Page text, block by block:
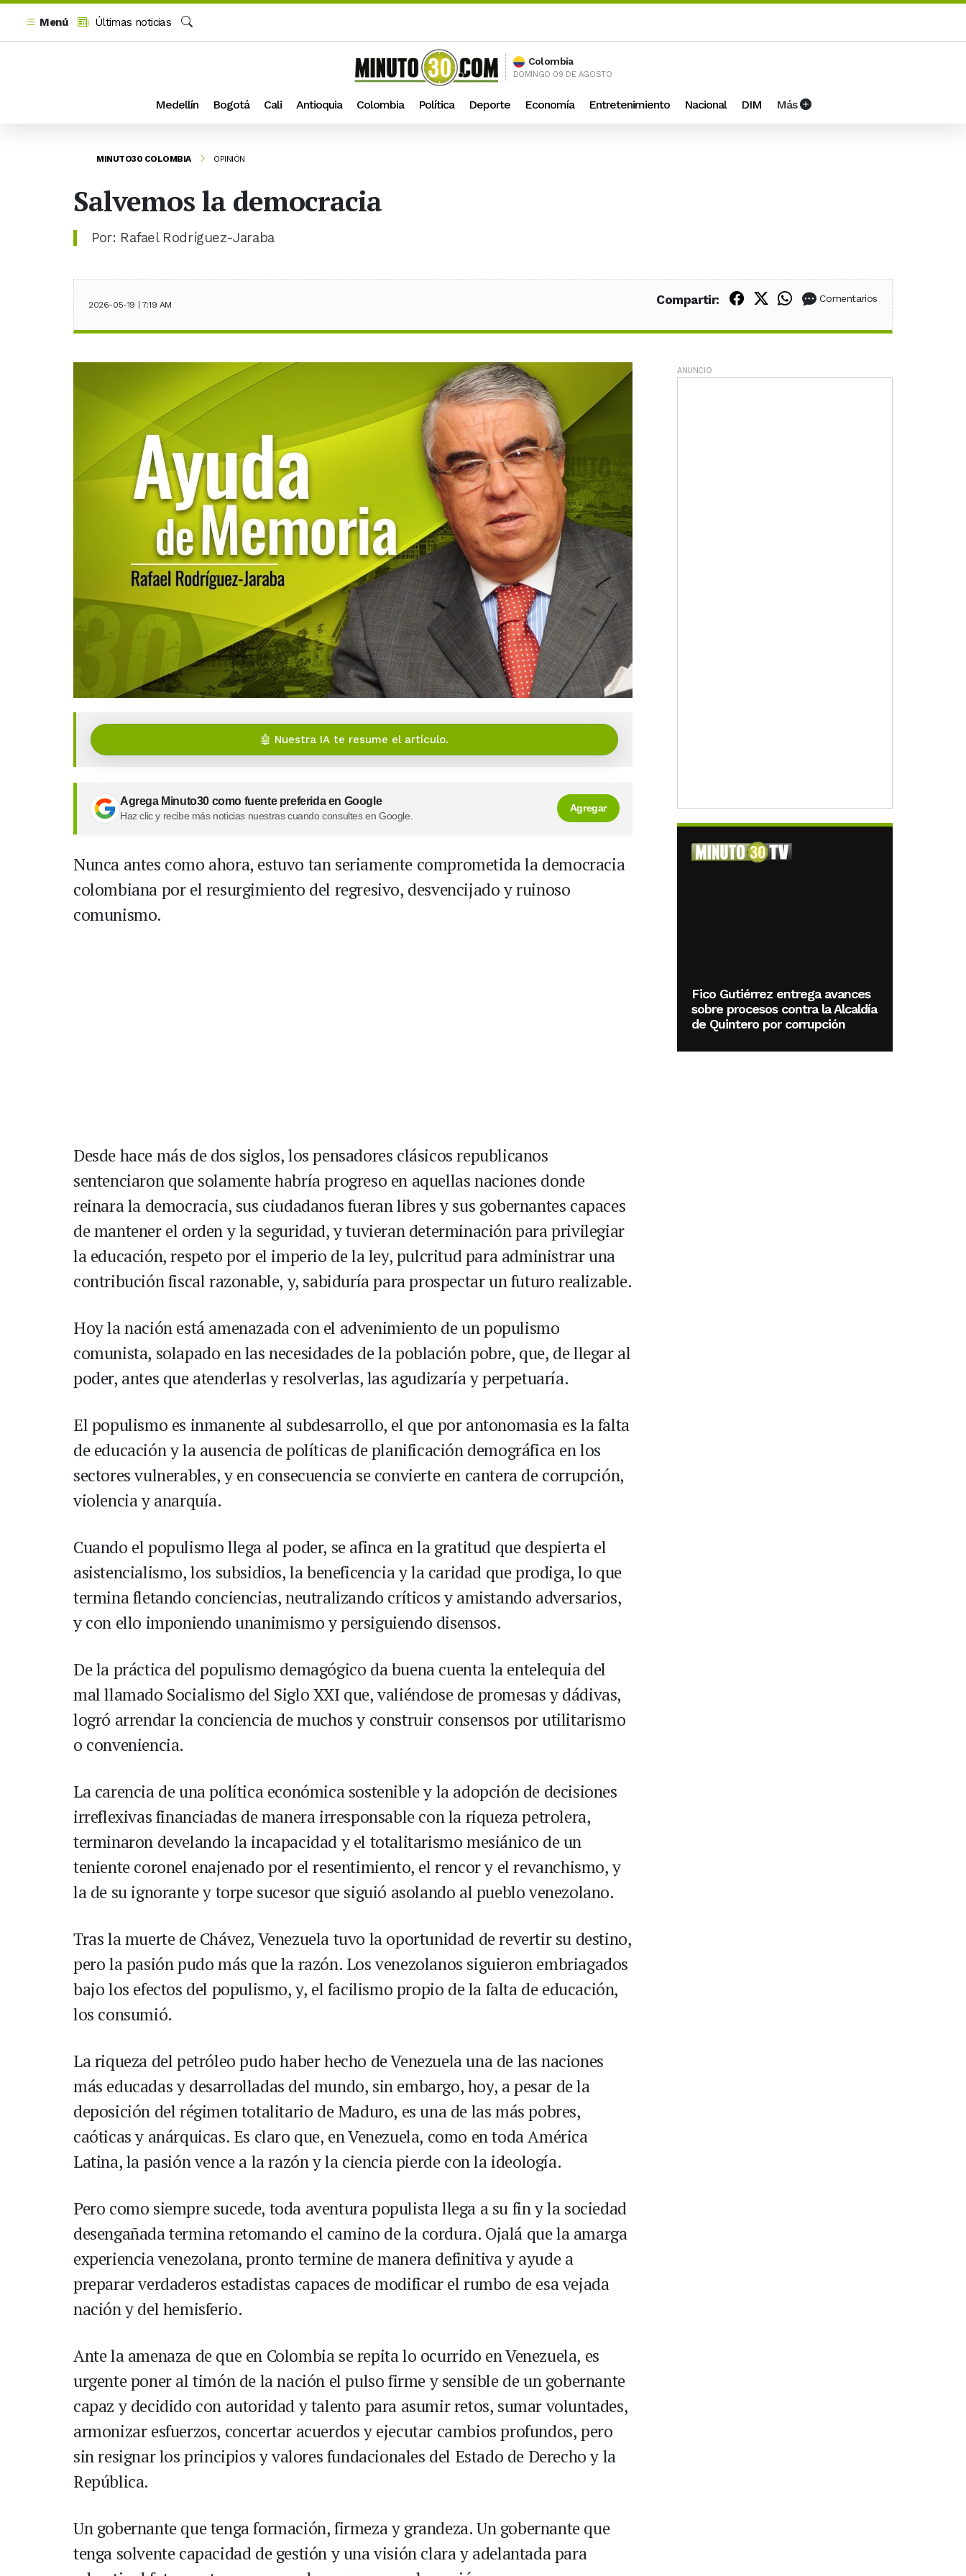
Menú
Últimas noticias
Buscar
Colombia
DOMINGO 09 DE AGOSTO
Medellín Bogotá Cali Antioquia Colombia Política Deporte Economía Entretenimiento Nacional DIM Más
MINUTO30 COLOMBIA OPINIÓN
Salvemos la democracia
Por: Rafael Rodríguez-Jaraba
2026-05-19 | 7:19 AM Compartir: Compartir en Facebook
Compartir en X (Twitter)
Compartir en WhatsApp
Comentarios
🤖 Nuestra IA te resume el artículo.
Agrega Minuto30 como fuente preferida en Google
Haz clic y recibe más noticias nuestras cuando consultes en Google.
Agregar
Nunca antes como ahora, estuvo tan seriamente comprometida la democracia
colombiana por el resurgimiento del regresivo, desvencijado y ruinoso
comunismo.
Desde hace más de dos siglos, los pensadores clásicos republicanos
sentenciaron que solamente habría progreso en aquellas naciones donde
reinara la democracia, sus ciudadanos fueran libres y sus gobernantes capaces
de mantener el orden y la seguridad, y tuvieran determinación para privilegiar
la educación, respeto por el imperio de la ley, pulcritud para administrar una
contribución fiscal razonable, y, sabiduría para prospectar un futuro realizable.
Hoy la nación está amenazada con el advenimiento de un populismo
comunista, solapado en las necesidades de la población pobre, que, de llegar al
poder, antes que atenderlas y resolverlas, las agudizaría y perpetuaría.
El populismo es inmanente al subdesarrollo, el que por antonomasia es la falta
de educación y la ausencia de políticas de planificación demográfica en los
sectores vulnerables, y en consecuencia se convierte en cantera de corrupción,
violencia y anarquía.
Cuando el populismo llega al poder, se afinca en la gratitud que despierta el
asistencialismo, los subsidios, la beneficencia y la caridad que prodiga, lo que
termina fletando conciencias, neutralizando críticos y amistando adversarios,
y con ello imponiendo unanimismo y persiguiendo disensos.
De la práctica del populismo demagógico da buena cuenta la entelequia del
mal llamado Socialismo del Siglo XXI que, valiéndose de promesas y dádivas,
logró arrendar la conciencia de muchos y construir consensos por utilitarismo
o conveniencia.
La carencia de una política económica sostenible y la adopción de decisiones
irreflexivas financiadas de manera irresponsable con la riqueza petrolera,
terminaron develando la incapacidad y el totalitarismo mesiánico de un
teniente coronel enajenado por el resentimiento, el rencor y el revanchismo, y
la de su ignorante y torpe sucesor que siguió asolando al pueblo venezolano.
Tras la muerte de Chávez, Venezuela tuvo la oportunidad de revertir su destino,
pero la pasión pudo más que la razón. Los venezolanos siguieron embriagados
bajo los efectos del populismo, y, el facilismo propio de la falta de educación,
los consumió.
La riqueza del petróleo pudo haber hecho de Venezuela una de las naciones
más educadas y desarrolladas del mundo, sin embargo, hoy, a pesar de la
deposición del régimen totalitario de Maduro, es una de las más pobres,
caóticas y anárquicas. Es claro que, en Venezuela, como en toda América
Latina, la pasión vence a la razón y la ciencia pierde con la ideología.
Pero como siempre sucede, toda aventura populista llega a su fin y la sociedad
desengañada termina retomando el camino de la cordura. Ojalá que la amarga
experiencia venezolana, pronto termine de manera definitiva y ayude a
preparar verdaderos estadistas capaces de modificar el rumbo de esa vejada
nación y del hemisferio.
Ante la amenaza de que en Colombia se repita lo ocurrido en Venezuela, es
urgente poner al timón de la nación el pulso firme y sensible de un gobernante
capaz y decidido con autoridad y talento para asumir retos, sumar voluntades,
armonizar esfuerzos, concertar acuerdos y ejecutar cambios profundos, pero
sin resignar los principios y valores fundacionales del Estado de Derecho y la
República.
Un gobernante que tenga formación, firmeza y grandeza. Un gobernante que
tenga solvente capacidad de gestión y una visión clara y adelantada para
ANUNCIO
Fico Gutiérrez entrega avances
sobre procesos contra la Alcaldía
de Quintero por corrupción